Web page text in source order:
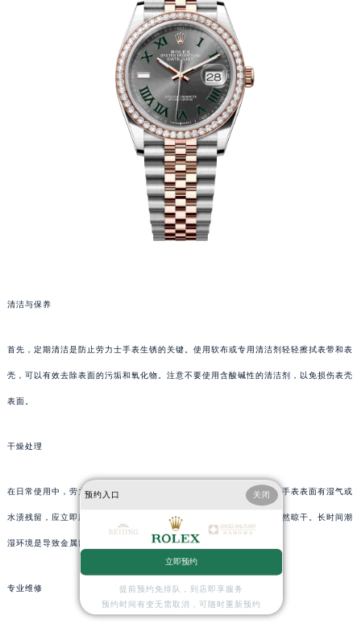
清洁与保养
首先，定期清洁是防止劳力士手表生锈的关键。使用软布或专用清洁剂轻轻擦拭表带和表
壳，可以有效去除表面的污垢和氧化物。注意不要使用含酸碱性的清洁剂，以免损伤表壳
表面。
干燥处理
在日常使用中，劳力士手表可能会接触到汗水、雨水等水分。一旦发现手表表面有湿气或
水渍残留，应立即用干净的软布擦拭干净，并放置在通风干燥的地方自然晾干。长时间潮
湿环境是导致金属部件生锈的主要原因之一。
专业维修
预约入口 关闭
立即预约
提前预约免排队，到店即享服务
预约时间有变无需取消，可随时重新预约